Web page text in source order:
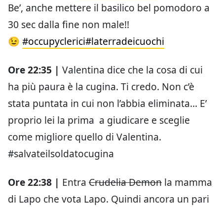
Be’, anche mettere il basilico bel pomodoro a
30 sec dalla fine non male!!
😉 #occupyclerici#laterradeicuochi
Ore 22:35 | Valentina dice che la cosa di cui
ha più paura è la cugina. Ti credo. Non c’è
stata puntata in cui non l’abbia eliminata… E’
proprio lei la prima a giudicare e sceglie
come migliore quello di Valentina.
#salvateilsoldatocugina
Ore 22:38 | Entra Crudelia Demon la mamma
di Lapo che vota Lapo. Quindi ancora un pari